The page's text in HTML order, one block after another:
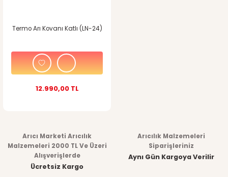
Termo Arı Kovanı Katlı (LN-24)
12.990,00 TL
Arıcı Marketi Arıcılık
Malzemeleri 2000 TL Ve Üzeri
Alışverişlerde
Ücretsiz Kargo
Arıcılık Malzemeleri
Siparişleriniz
Aynı Gün Kargoya Verilir